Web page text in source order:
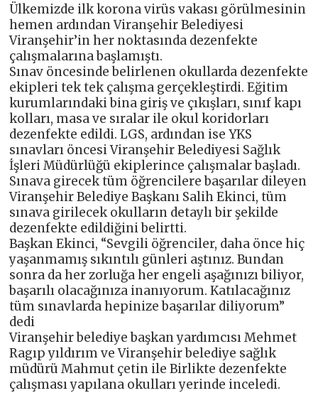
Ülkemizde ilk korona virüs vakası görülmesinin
hemen ardından Viranşehir Belediyesi
Viranşehir’in her noktasında dezenfekte
çalışmalarına başlamıştı.
Sınav öncesinde belirlenen okullarda dezenfekte
ekipleri tek tek çalışma gerçekleştirdi. Eğitim
kurumlarındaki bina giriş ve çıkışları, sınıf kapı
kolları, masa ve sıralar ile okul koridorları
dezenfekte edildi. LGS, ardından ise YKS
sınavları öncesi Viranşehir Belediyesi Sağlık
İşleri Müdürlüğü ekiplerince çalışmalar başladı.
Sınava girecek tüm öğrencilere başarılar dileyen
Viranşehir Belediye Başkanı Salih Ekinci, tüm
sınava girilecek okulların detaylı bir şekilde
dezenfekte edildiğini belirtti.
Başkan Ekinci, “Sevgili öğrenciler, daha önce hiç
yaşanmamış sıkıntılı günleri aştınız. Bundan
sonra da her zorluğa her engeli aşağınızı biliyor,
başarılı olacağınıza inanıyorum. Katılacağınız
tüm sınavlarda hepinize başarılar diliyorum”
dedi
Viranşehir belediye başkan yardımcısı Mehmet
Ragıp yıldırım ve Viranşehir belediye sağlık
müdürü Mahmut çetin ile Birlikte dezenfekte
çalışması yapılana okulları yerinde inceledi.